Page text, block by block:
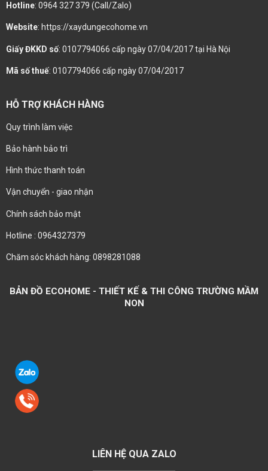
Hotline: 0964 327 379 (Call/Zalo)
Website: https://xaydungecohome.vn
Giấy ĐKKD số: 0107794066 cấp ngày 07/04/2017 tại Hà Nội
Mã số thuế: 0107794066 cấp ngày 07/04/2017
HỖ TRỢ KHÁCH HÀNG
Quy trình làm việc
Bảo hành bảo trì
Hình thức thanh toán
Vận chuyển - giao nhận
Chính sách bảo mật
Hotline : 0964327379
Chăm sóc khách hàng: 0898281088
BẢN ĐỒ ECOHOME - THIẾT KẾ & THI CÔNG TRƯỜNG MẦM
NON
LIÊN HỆ QUA ZALO